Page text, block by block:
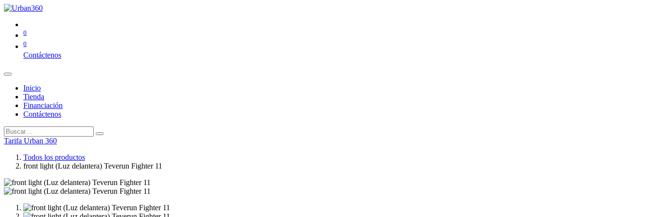
0
0
Contáctenos
Inicio
Tienda
Financiación
Contáctenos
Tarifa Urban 360
Todos los productos
front light (Luz delantera) Teverun Fighter 11